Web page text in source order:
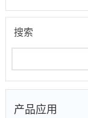
搜索
产品应用